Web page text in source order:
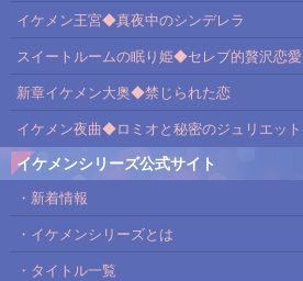
イケメン王宮◆真夜中のシンデレラ
スイートルームの眠り姫◆セレブ的贅沢恋愛
新章イケメン大奥◆禁じられた恋
イケメン夜曲◆ロミオと秘密のジュリエット
イケメンシリーズ公式サイト
・新着情報
・イケメンシリーズとは
・タイトル一覧